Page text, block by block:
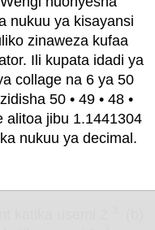
nukuu ya kisayansi
zinaweza kufaa
Ili kupata idadi ya
collage na 6 ya 50
50 • 49 • 48 •
alitoa jibu 1.1441304
nukuu ya decimal.
katika usemi 2